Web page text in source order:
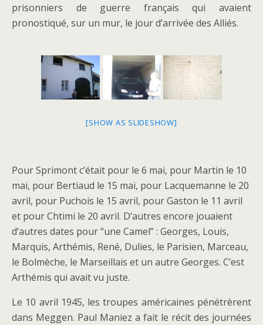
prisonniers de guerre français qui avaient
pronostiqué, sur un mur, le jour d’arrivée des Alliés.
[SHOW AS SLIDESHOW]
Pour Sprimont c’était pour le 6 mai, pour Martin le 10
mai, pour Bertiaud le 15 mai, pour Lacquemanne le 20
avril, pour Puchois le 15 avril, pour Gaston le 11 avril
et pour Chtimi le 20 avril. D’autres encore jouaient
d’autres dates pour “une Camel” : Georges, Louis,
Marquis, Arthémis, René, Dulies, le Parisien, Marceau,
le Bolmèche, le Marseillais et un autre Georges. C’est
Arthémis qui avait vu juste.
Le 10 avril 1945, les troupes américaines pénétrèrent
dans Meggen. Paul Maniez a fait le récit des journées